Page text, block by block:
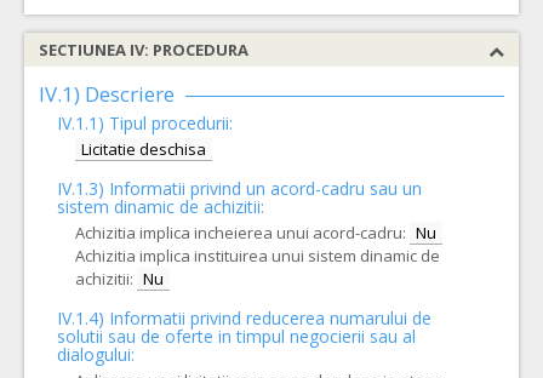
SECTIUNEA IV: PROCEDURA
IV.1) Descriere
IV.1.1) Tipul procedurii:
Licitatie deschisa
IV.1.3) Informatii privind un acord-cadru sau un
sistem dinamic de achizitii:
Achizitia implica incheierea unui acord-cadru: Nu
Achizitia implica instituirea unui sistem dinamic de
achizitii: Nu
IV.1.4) Informatii privind reducerea numarului de
solutii sau de oferte in timpul negocierii sau al
dialogului: